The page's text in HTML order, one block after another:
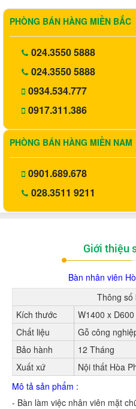
PHÒNG BÁN HÀNG MIỀN BẮC
024.3550 5888
024.3550 5888
0934.534.777
0917.311.386
PHÒNG BÁN HÀNG MIỀN NAM
0901.689.678
028.3511 9211
Giới thiệu
Bàn nhân viên
Thông số
Kích thước
W1400 x
Chất liệu
Gỗ công
Bảo hành
12 Tháng
Xuất xứ
Nội thất Hòa
Mô tả sản phẩm :
- Bàn làm việc nhân viên mặt